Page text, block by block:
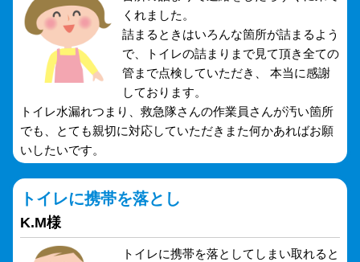
くれました。
詰まるときはいろんな箇所が詰まるよう
で、トイレの詰まりまで見て頂き全ての
管まで点検していただき、 本当に感謝
しております。
トイレ水漏れつまり、救急隊さんの作業員さんが汚い箇所
でも、とても親切に対応していただきまた何かあればお願
いしたいです。
トイレに携帯を落とし
K.M様
トイレに携帯を落としてしまい取れると